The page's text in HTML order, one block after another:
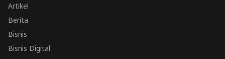
Artikel
Berita
Bisnis
Bisnis Digital